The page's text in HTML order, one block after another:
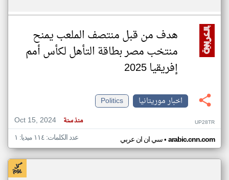
هدف من قبل منتصف الملعب يمنح
منتخب مصر بطاقة التأهل لكأس أمم
إفريقيا 2025
اخبار موريتانيا
Politics
Oct 15, 2024
منذ سنة UP28TR
سي ان ان عربي• arabic.cnn.com عدد الكلمات: ١١٤ ميديا: ١